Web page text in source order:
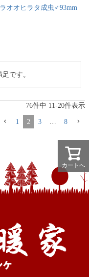
オオヒラタ成虫♂93mm
です。
76件中 11-20件表示
1 2 3 … 8
カートへ